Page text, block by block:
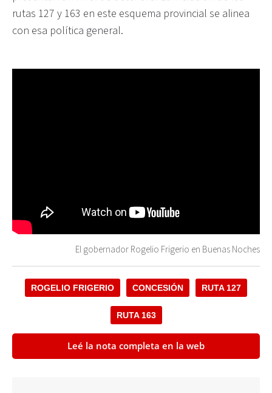
rutas 127 y 163 en este esquema provincial se alinea
con esa política general.
El gobernador Rogelio Frigerio en Buenas Noches
ROGELIO FRIGERIO CONCESIÓN RUTA 127
RUTA 163
Leé la nota completa en la web